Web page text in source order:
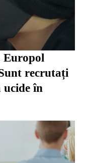
Europol
recrutați
ucide în